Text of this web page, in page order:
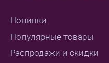
Новинки
Популярные товары
Распродажи и скидки